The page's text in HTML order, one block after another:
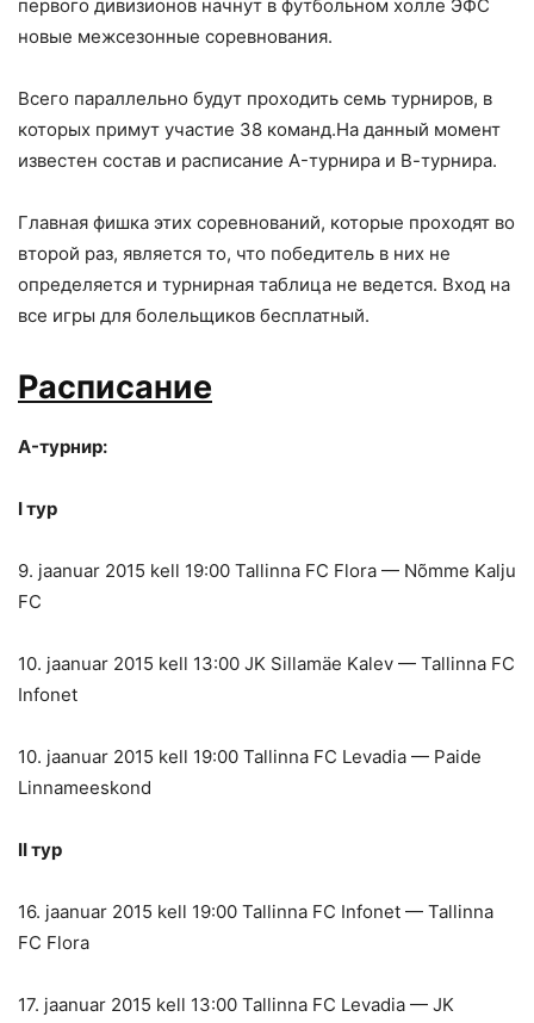
первого дивизионов начнут в футбольном холле ЭФС
новые межсезонные соревнования.
Всего параллельно будут проходить семь турниров, в
которых примут участие 38 команд.На данный момент
известен состав и расписание A-турнира и В-турнира.
Главная фишка этих соревнований, которые проходят во
второй раз, является то, что победитель в них не
определяется и турнирная таблица не ведется. Вход на
все игры для болельщиков бесплатный.
Расписание
A-турнир:
I тур
9. jaanuar 2015 kell 19:00 Tallinna FC Flora — Nõmme Kalju
FC
10. jaanuar 2015 kell 13:00 JK Sillamäe Kalev — Tallinna FC
Infonet
10. jaanuar 2015 kell 19:00 Tallinna FC Levadia — Paide
Linnameeskond
II тур
16. jaanuar 2015 kell 19:00 Tallinna FC Infonet — Tallinna
FC Flora
17. jaanuar 2015 kell 13:00 Tallinna FC Levadia — JK